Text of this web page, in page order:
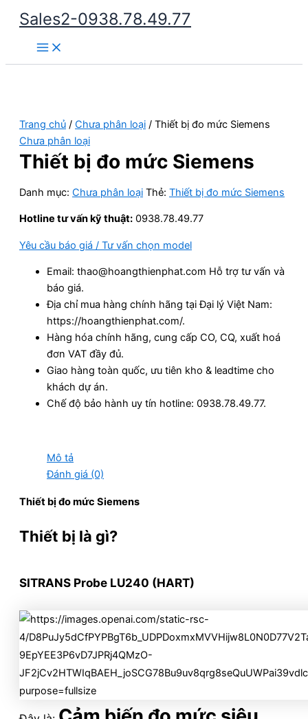
Nhảy
dung
Sales2-0938.78.49.77
Main
Menu
Trang chủ / Chưa phân loại / Thiết bị đo mức Siemens
Chưa phân loại
Thiết bị đo mức Siemens
Danh mục: Chưa phân loại Thẻ: Thiết bị đo mức Siemens
Hotline tư vấn kỹ thuật: 0938.78.49.77
Yêu cầu báo giá / Tư vấn chọn model
Email: thao@hoangthienphat.com Hỗ trợ tư vấn và
báo giá.
Địa chỉ mua hàng chính hãng tại Đại lý Việt Nam:
https://hoangthienphat.com/.
Hàng hóa chính hãng, cung cấp CO, CQ, xuất hoá
đơn VAT đầy đủ.
Giao hàng toàn quốc, ưu tiên kho & leadtime cho
khách dự án.
Chế độ bảo hành uy tín hotline: 0938.78.49.77.
Mô tả
Đánh giá (0)
Thiết bị đo mức Siemens
Thiết bị là gì?
SITRANS Probe LU240 (HART)